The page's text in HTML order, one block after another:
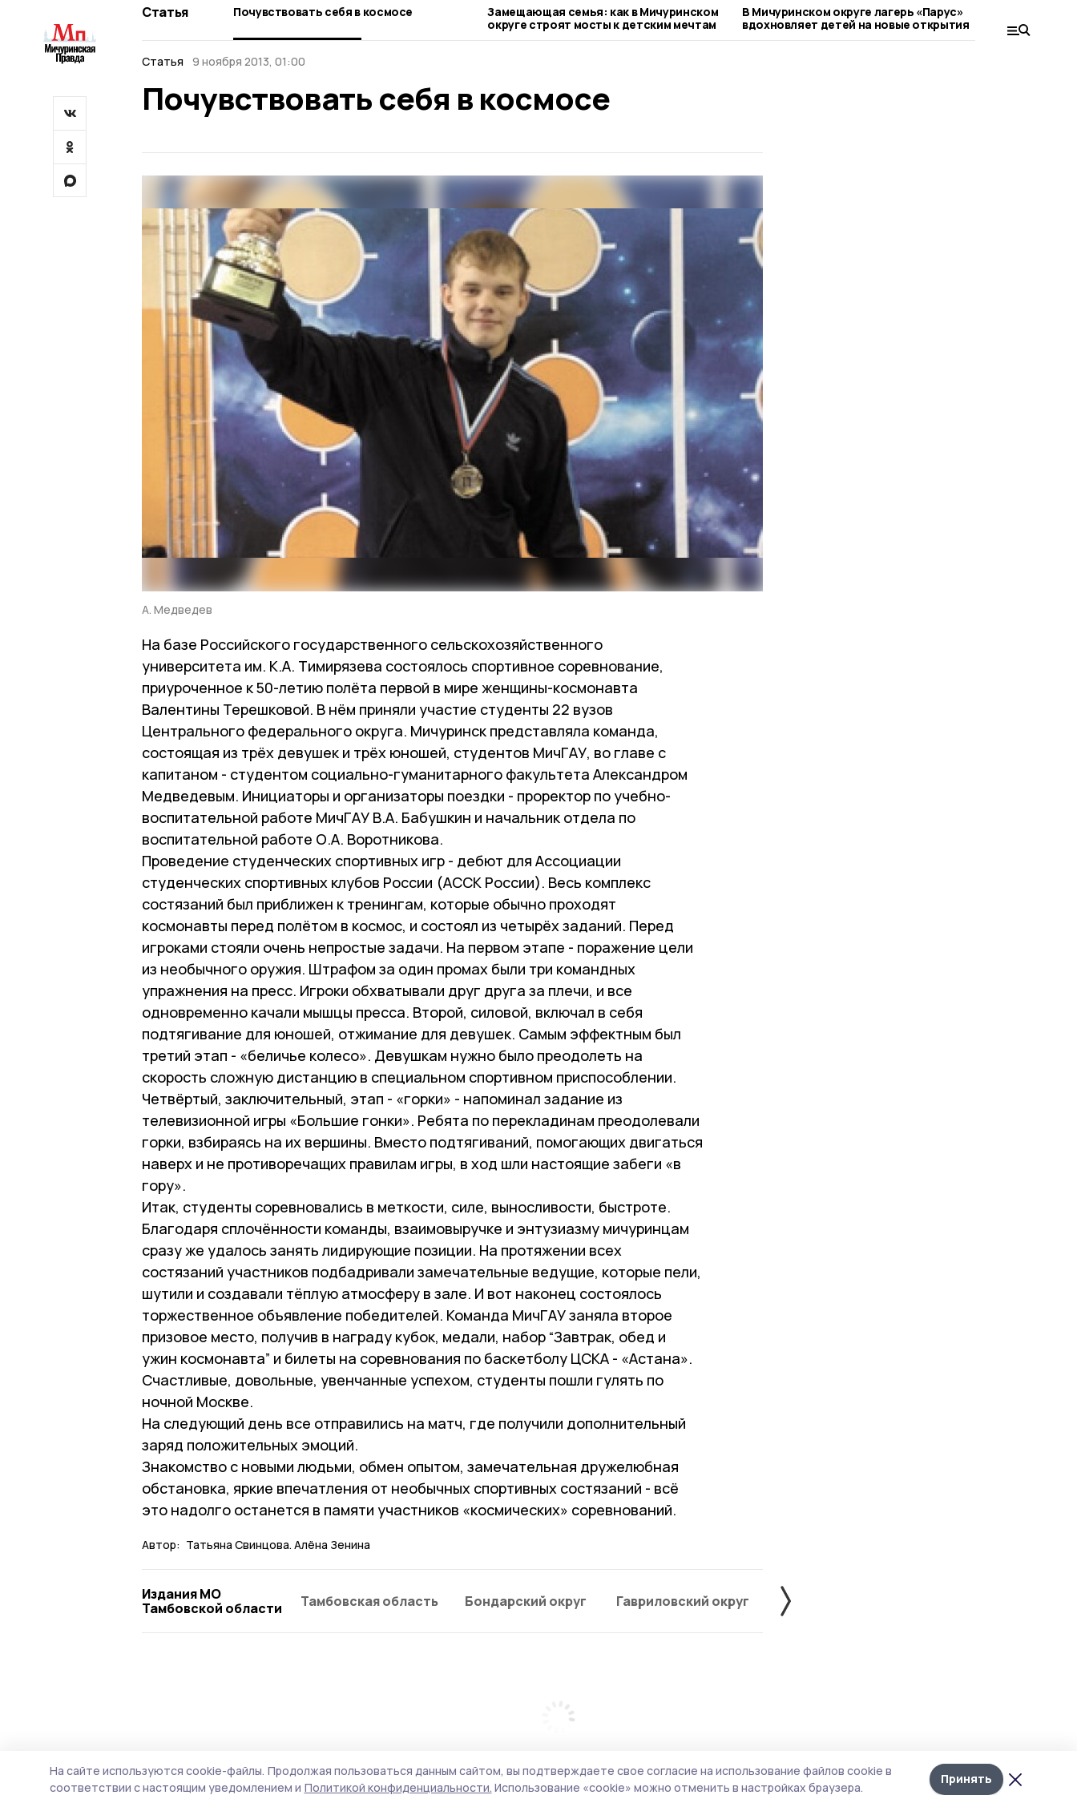
Лента
новостей
Статья Почувствовать себя в космосе
Замещающая семья: как в Мичуринском
округе строят мосты к детским мечтам
В Мичуринском округе лагерь «Парус»
вдохновляет детей на новые открытия
Статья 9 ноября 2013, 01:00
Почувствовать себя в космосе
А. Медведев
На базе Российского государственного сельскохозяйственного
университета им. К.А. Тимирязева состоялось спортивное соревнование,
приуроченное к 50-летию полёта первой в мире женщины-космонавта
Валентины Терешковой. В нём приняли участие студенты 22 вузов
Центрального федерального округа. Мичуринск представляла команда,
состоящая из трёх девушек и трёх юношей, студентов МичГАУ, во главе с
капитаном - студентом социально-гуманитарного факультета Александром
Медведевым. Инициаторы и организаторы поездки - проректор по учебно-
воспитательной работе МичГАУ В.А. Бабушкин и начальник отдела по
воспитательной работе О.А. Воротникова.
Проведение студенческих спортивных игр - дебют для Ассоциации
студенческих спортивных клубов России (АССК России). Весь комплекс
состязаний был приближен к тренингам, которые обычно проходят
космонавты перед полётом в космос, и состоял из четырёх заданий. Перед
игроками стояли очень непростые задачи. На первом этапе - поражение цели
из необычного оружия. Штрафом за один промах были три командных
упражнения на пресс. Игроки обхватывали друг друга за плечи, и все
одновременно качали мышцы пресса. Второй, силовой, включал в себя
подтягивание для юношей, отжимание для девушек. Самым эффектным был
третий этап - «беличье колесо». Девушкам нужно было преодолеть на
скорость сложную дистанцию в специальном спортивном приспособлении.
Четвёртый, заключительный, этап - «горки» - напоминал задание из
телевизионной игры «Большие гонки». Ребята по перекладинам преодолевали
горки, взбираясь на их вершины. Вместо подтягиваний, помогающих двигаться
наверх и не противоречащих правилам игры, в ход шли настоящие забеги «в
гору».
Итак, студенты соревновались в меткости, силе, выносливости, быстроте.
Благодаря сплочённости команды, взаимовыручке и энтузиазму мичуринцам
сразу же удалось занять лидирующие позиции. На протяжении всех
состязаний участников подбадривали замечательные ведущие, которые пели,
шутили и создавали тёплую атмосферу в зале. И вот наконец состоялось
торжественное объявление победителей. Команда МичГАУ заняла второе
призовое место, получив в награду кубок, медали, набор “Завтрак, обед и
ужин космонавта” и билеты на соревнования по баскетболу ЦСКА - «Астана».
Счастливые, довольные, увенчанные успехом, студенты пошли гулять по
ночной Москве.
На следующий день все отправились на матч, где получили дополнительный
заряд положительных эмоций.
Знакомство с новыми людьми, обмен опытом, замечательная дружелюбная
обстановка, яркие впечатления от необычных спортивных состязаний - всё
это надолго останется в памяти участников «космических» соревнований.
Автор: Татьяна Свинцова. Алёна Зенина
Издания МО
Тамбовской области
Тамбовская область Бондарский округ Гавриловский округ Жердевский округ
На сайте используются cookie-файлы. Продолжая пользоваться данным сайтом, вы подтверждаете свое согласие на использование файлов cookie в
соответствии с настоящим уведомлением и Политикой конфиденциальности. Использование «cookie» можно отменить в настройках браузера.
Принять